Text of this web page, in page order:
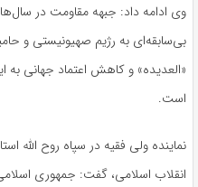
وی ادامه داد: جبهه مقاومت در
بی‌سابقه‌ای به رژیم صهیونیستی و
«العدیده» و کاهش اعتماد جهانی به
است.
نماینده ولی فقیه در سپاه روح الله
انقلاب اسلامی، گفت: جمهوری